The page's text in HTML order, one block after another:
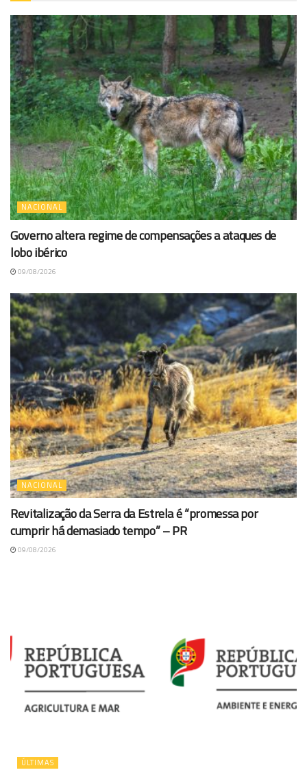
NACIONAL
Governo altera regime de compensações a ataques de
lobo ibérico
09/08/2026
NACIONAL
Revitalização da Serra da Estrela é “promessa por
cumprir há demasiado tempo” – PR
09/08/2026
ÚLTIMAS